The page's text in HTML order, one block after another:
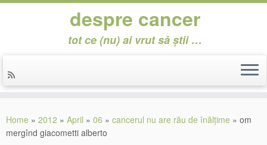
content
despre cancer
tot ce (nu) ai vrut să știi …
Home » 2012 » April » 06 » cancerul nu are rău de înălțime » om
mergînd giacometti alberto